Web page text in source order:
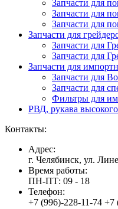
Запчасти для
Запчасти для
Запчасти для
Запчасти для
Запчасти для
Запчасти для
Запчасти для
Запчасти для
Запчасти для
Фильтры для
РВД, рукава
Контакты:
Адрес:
г. Челябинск, ул.
Время работы:
ПН-ПТ: 09 - 18
Телефон:
+7 (996)-228-11-74 +7